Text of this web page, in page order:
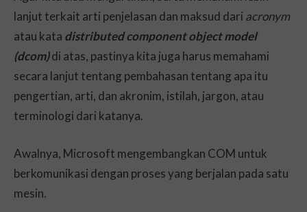
lanjut terkait arti penjelasan dan maksud dari acronym
atau kata distributed component object model
(dcom)di atas, pastinya kita juga harus memahami
secara lanjut tentang pembahasan tentang apa itu
pengertian, arti, dan akronim, istilah, jargon, atau
terminologi dari katanya.
Awalnya, Microsoft mengembangkan COM untuk
berkomunikasi dengan proses yang berjalan pada satu
mesin.